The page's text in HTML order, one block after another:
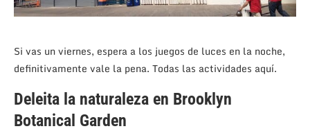
Si vas un viernes, espera a los juegos de luces en la noche,
definitivamente vale la pena. Todas las actividades aquí.
Deleita la naturaleza en Brooklyn
Botanical Garden